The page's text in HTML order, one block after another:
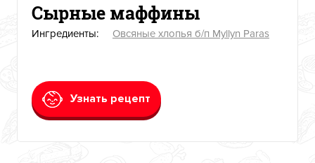
Сырные маффины
Ингредиенты: Овсяные хлопья б/п Myllyn Paras
Узнать рецепт